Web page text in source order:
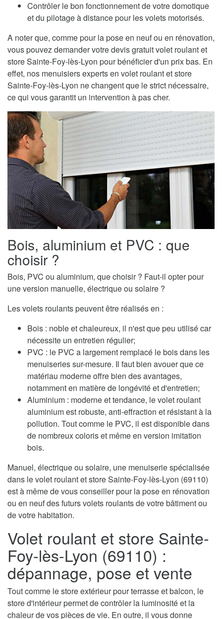
Contrôler le bon fonctionnement de votre domotique
et du pilotage à distance pour les volets motorisés.
A noter que, comme pour la pose en neuf ou en rénovation,
vous pouvez demander votre devis gratuit volet roulant et
store Sainte-Foy-lès-Lyon pour bénéficier d'un prix bas. En
effet, nos menuisiers experts en volet roulant et store
Sainte-Foy-lès-Lyon ne changent que le strict nécessaire,
ce qui vous garantit un intervention à pas cher.
Bois, aluminium et PVC : que
choisir ?
Bois, PVC ou aluminium, que choisir ? Faut-il opter pour
une version manuelle, électrique ou solaire ?
Les volets roulants peuvent être réalisés en :
Bois : noble et chaleureux, il n'est que peu utilisé car
nécessite un entretien régulier;
PVC : le PVC a largement remplacé le bois dans les
menuiseries sur-mesure. Il faut bien avouer que ce
matériau moderne offre bien des avantages,
notamment en matière de longévité et d'entretien;
Aluminium : moderne et tendance, le volet roulant
aluminium est robuste, anti-effraction et résistant à la
pollution. Tout comme le PVC, il est disponible dans
de nombreux coloris et même en version imitation
bois.
Manuel, électrique ou solaire, une menuiserie spécialisée
dans le volet roulant et store Sainte-Foy-lès-Lyon (69110)
est à même de vous conseiller pour la pose en rénovation
ou en neuf des futurs volets roulants de votre bâtiment ou
de votre habitation.
Volet roulant et store Sainte-
Foy-lès-Lyon (69110) :
dépannage, pose et vente
Tout comme le store extérieur pour terrasse et balcon, le
store d'intérieur permet de contrôler la luminosité et la
chaleur de vos pièces de vie. En outre, il vous donne